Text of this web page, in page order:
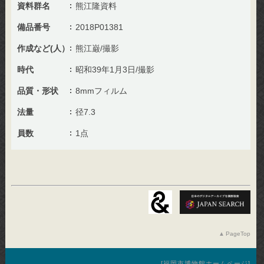
資料群名 熊江隆資料
備品番号 2018P01381
作成など(人） 熊江巌/撮影
時代 昭和39年1月3日/撮影
品質・形状 8mmフィルム
法量 径7.3
員数 1点
PageTop